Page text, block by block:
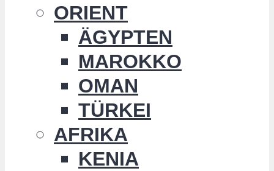
ORIENT
ÄGYPTEN
MAROKKO
OMAN
TÜRKEI
AFRIKA
KENIA